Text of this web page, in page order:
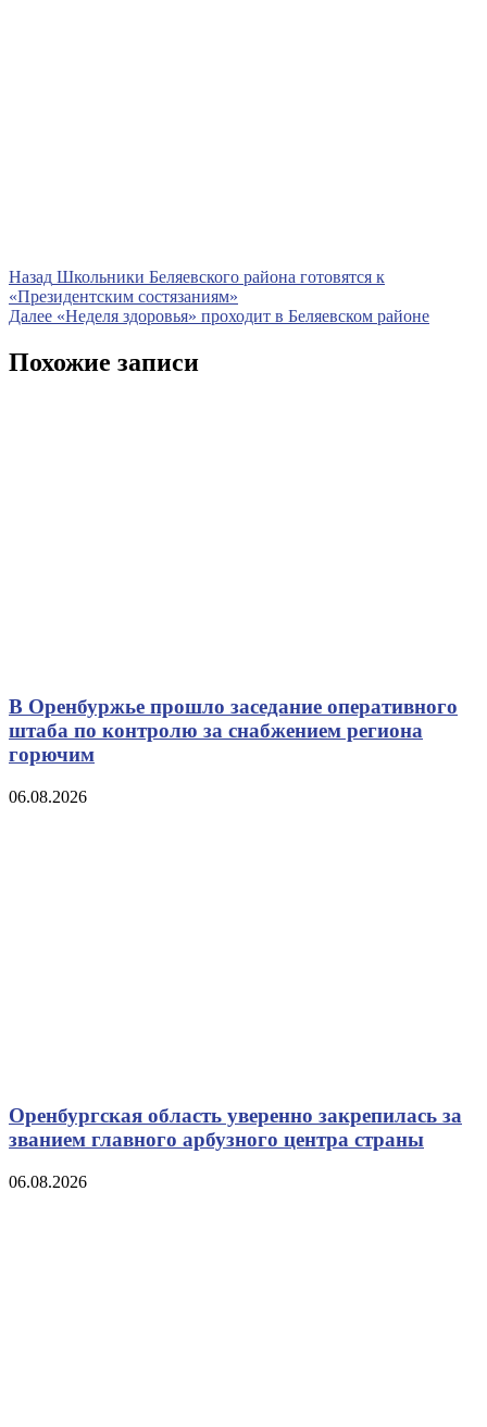
Навигация
по
Назад Предыдущая
запись
Школьники Беляевского района готовятся к
«Президентским состязаниям»
Далее Следующая
«Неделя здоровья» проходит в Беляевском районе
Похожие записи
В Оренбуржье прошло заседание оперативного
штаба по контролю за снабжением региона
горючим
06.08.2026
Оренбургская область уверенно закрепилась за
званием главного арбузного центра страны
06.08.2026